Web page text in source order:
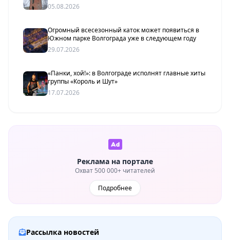
05.08.2026
Огромный всесезонный каток может появиться в
Южном парке Волгограда уже в следующем году
29.07.2026
«Панки, хой!»: в Волгограде исполнят главные хиты
группы «Король и Шут»
17.07.2026
Реклама на портале
Охват 500 000+ читателей
Подробнее
Рассылка новостей